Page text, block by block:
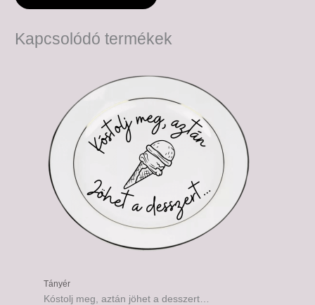
Kapcsolódó termékek
Tányér
Kóstolj meg, aztán jöhet a desszert…
-